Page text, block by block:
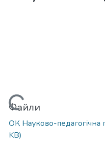
Вантажиться...
Файли
ОК Науково-педагогічна
KB)